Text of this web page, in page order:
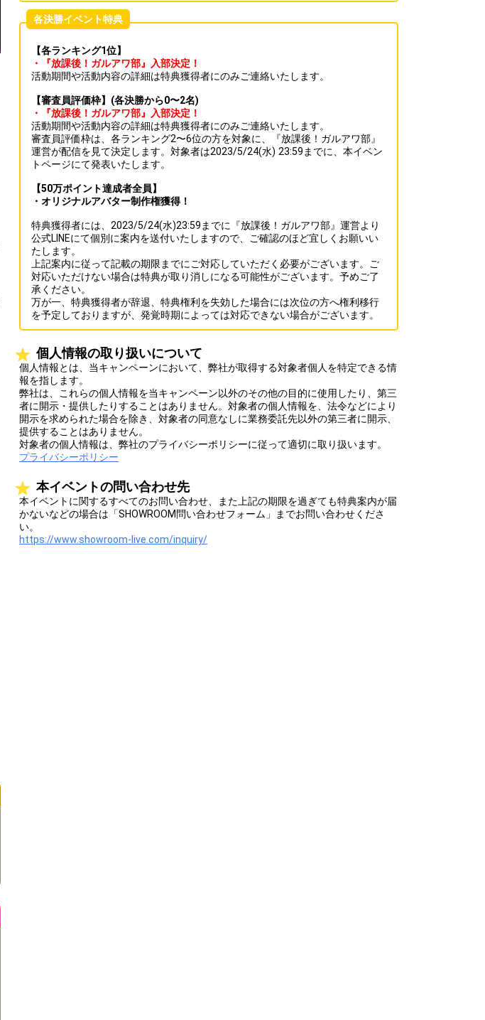
各決勝イベント特典
【各ランキング1位】
・『放課後！ガルアワ部』入部決定！
活動期間や活動内容の詳細は特典獲得者にのみご連絡いたします。
【審査員評価枠】(各決勝から0〜2名)
・『放課後！ガルアワ部』入部決定！
活動期間や活動内容の詳細は特典獲得者にのみご連絡いたします。
審査員評価枠は、各ランキング2〜6位の方を対象に、『放課後！ガルアワ部』
運営が配信を見て決定します。対象者は2023/5/24(水) 23:59までに、本イベン
トページにて発表いたします。
【50万ポイント達成者全員】
・オリジナルアバター制作権獲得！
特典獲得者には、2023/5/24(水)23:59までに『放課後！ガルアワ部』運営より
公式LINEにて個別に案内を送付いたしますので、ご確認のほど宜しくお願いい
たします。
上記案内に従って記載の期限までにご対応していただく必要がございます。ご
対応いただけない場合は特典が取り消しになる可能性がございます。予めご了
承ください。
万が一、特典獲得者が辞退、特典権利を失効した場合には次位の方へ権利移行
を予定しておりますが、発覚時期によっては対応できない場合がございます。
個人情報の取り扱いについて
個人情報とは、当キャンペーンにおいて、弊社が取得する対象者個人を特定できる情
報を指します。
弊社は、これらの個人情報を当キャンペーン以外のその他の目的に使用したり、第三
者に開示・提供したりすることはありません。対象者の個人情報を、法令などにより
開示を求められた場合を除き、対象者の同意なしに業務委託先以外の第三者に開示、
提供することはありません。
対象者の個人情報は、弊社のプライバシーポリシーに従って適切に取り扱います。
プライバシーポリシー
本イベントの問い合わせ先
本イベントに関するすべてのお問い合わせ、また上記の期限を過ぎても特典案内が届
かないなどの場合は「SHOWROOM問い合わせフォーム」までお問い合わせくださ
い。
https://www.showroom-live.com/inquiry/